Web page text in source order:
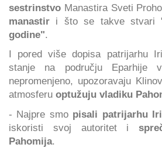
sestrinstvo Manastira Sveti
manastir i što se takve stvari
godine".
I pored više dopisa patrijarhu
stanje na području Eparhije
nepromenjeno, upozoravaju
atmosferu optužuju vladiku
- Najpre smo pisali patrijarhu
iskoristi svoj autoritet i
Pahomija.